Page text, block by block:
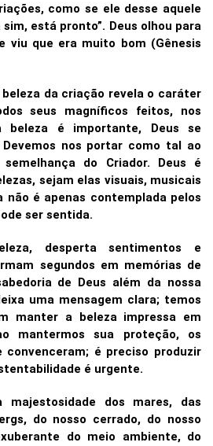
como se ele desse aquele
está pronto”. Deus olhou para
viu que era muito bom (Gênesis
beleza da criação revela o caráter
seus magníficos feitos, nos
beleza é importante, Deus se
nos portar como tal ao
do Criador. Deus é
sejam elas visuais, musicais
não é apenas contemplada pelos
ser sentida.
desperta sentimentos e
segundos em memórias de
de Deus além da nossa
uma mensagem clara; temos
manter a beleza impressa em
mantermos sua proteção, os
convenceram; é preciso produzir
é urgente.
majestosidade dos mares, das
do nosso cerrado, do nosso
do meio ambiente, do